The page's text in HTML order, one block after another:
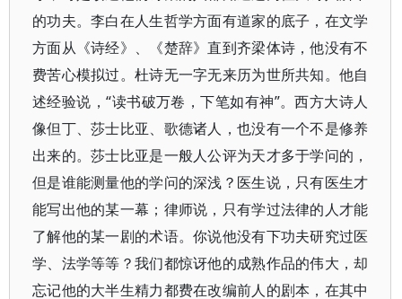
的功夫。李白在人生哲学方面有道家的底子，在文学
方面从《诗经》、《楚辞》直到齐梁体诗，他没有不
费苦心模拟过。杜诗无一字无来历为世所共知。他自
述经验说，“读书破万卷，下笔如有神”。西方大诗人
像但丁、莎士比亚、歌德诸人，也没有一个不是修养
出来的。莎士比亚是一般人公评为天才多于学问的，
但是谁能测量他的学问的深浅？医生说，只有医生才
能写出他的某一幕；律师说，只有学过法律的人才能
了解他的某一剧的术语。你说他没有下功夫研究过医
学、法学等等？我们都惊讶他的成熟作品的伟大，却
忘记他的大半生精力都费在改编前人的剧本，在其中